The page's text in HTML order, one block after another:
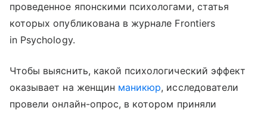
проведенное японскими психологами, статья
которых опубликована в журнале Frontiers
in Psychology.
Чтобы выяснить, какой психологический эффект
оказывает на женщин маникюр, исследователи
провели онлайн-опрос, в котором приняли